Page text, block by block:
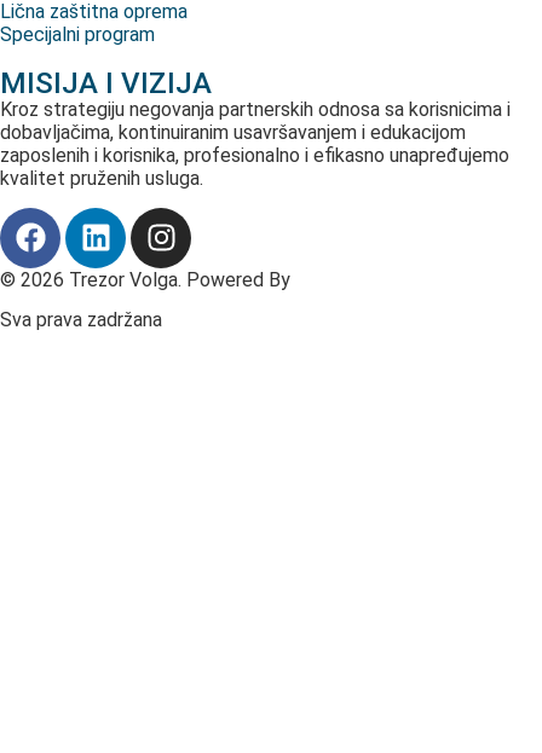
Lična zaštitna oprema
Specijalni program
MISIJA I VIZIJA
Kroz strategiju negovanja partnerskih odnosa sa korisnicima i
dobavljačima, kontinuiranim usavršavanjem i edukacijom
zaposlenih i korisnika, profesionalno i efikasno unapređujemo
kvalitet pruženih usluga.
© 2026 Trezor Volga. Powered By
Sva prava zadržana